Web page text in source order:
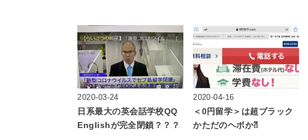
2020-03-24
日系最大の英会話学校QQ
Englishが完全閉鎖？？？
2020-04-16
＜0円留学＞は超ブラック
かただのヘボか⁈